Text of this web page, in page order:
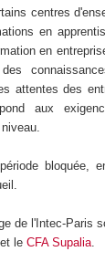
centres
en
en
attentes des
aux
bloquée,
de l'Intec-Paris
et le CFA Supalia.